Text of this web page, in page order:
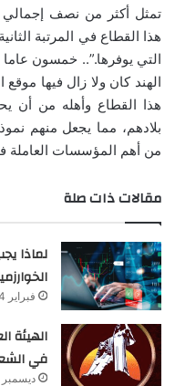
تمثل أكثر من نصف إجمالي
هذا القطاع في المرتبة
التي يوفرها.”.. خمسون
الهند كان ولا زال فيها
هذا القطاع وأهله من أن
بلادهم، مما يجعل منهم
من أهم المؤسسات العاملة
مقالات ذات صلة
لماذا
فبراير 24, 2026
الهيئة
في
ديسمبر 10, 2025